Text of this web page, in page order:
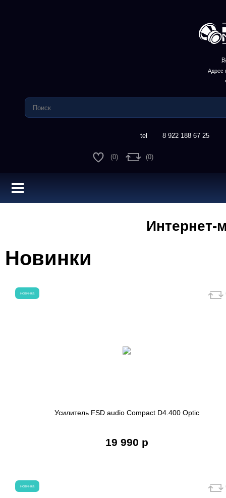
Адрес
8 922 188 67 25
(0) (0)
Интернет-
Новинки
Усилитель FSD audio Compact D4.400 Optic
19 990 р
новинка
новинка